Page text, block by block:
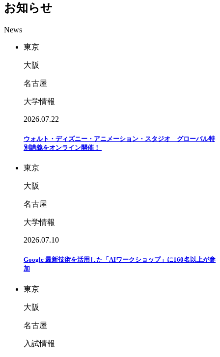
お知らせ
News
東京
大阪
名古屋
大学情報
2026.07.22
ウォルト・ディズニー・アニメーション・スタジオ グローバル特
別講義をオンライン開催！
東京
大阪
名古屋
大学情報
2026.07.10
Google 最新技術を活用した「AIワークショップ」に160名以上が参
加
東京
大阪
名古屋
入試情報